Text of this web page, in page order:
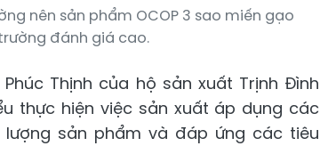
nên sản phẩm OCOP 3 sao miến gạo
đánh giá cao.
Thịnh của hộ sản xuất Trịnh Đình
thực hiện việc sản xuất áp dụng các
sản phẩm và đáp ứng các tiêu